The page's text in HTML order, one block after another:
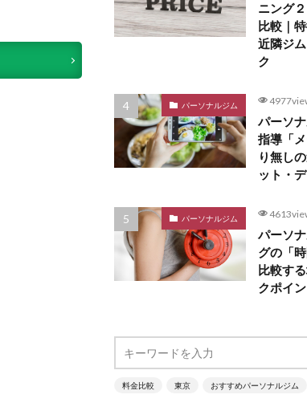
ニング
比較｜
近隣ジ
ク
パーソナルジム
パーソ
指導「
り無し
ット・
パーソナルジム
パーソ
グの「
比較す
クポイン
料金比較 東京 おすすめパーソナルジム